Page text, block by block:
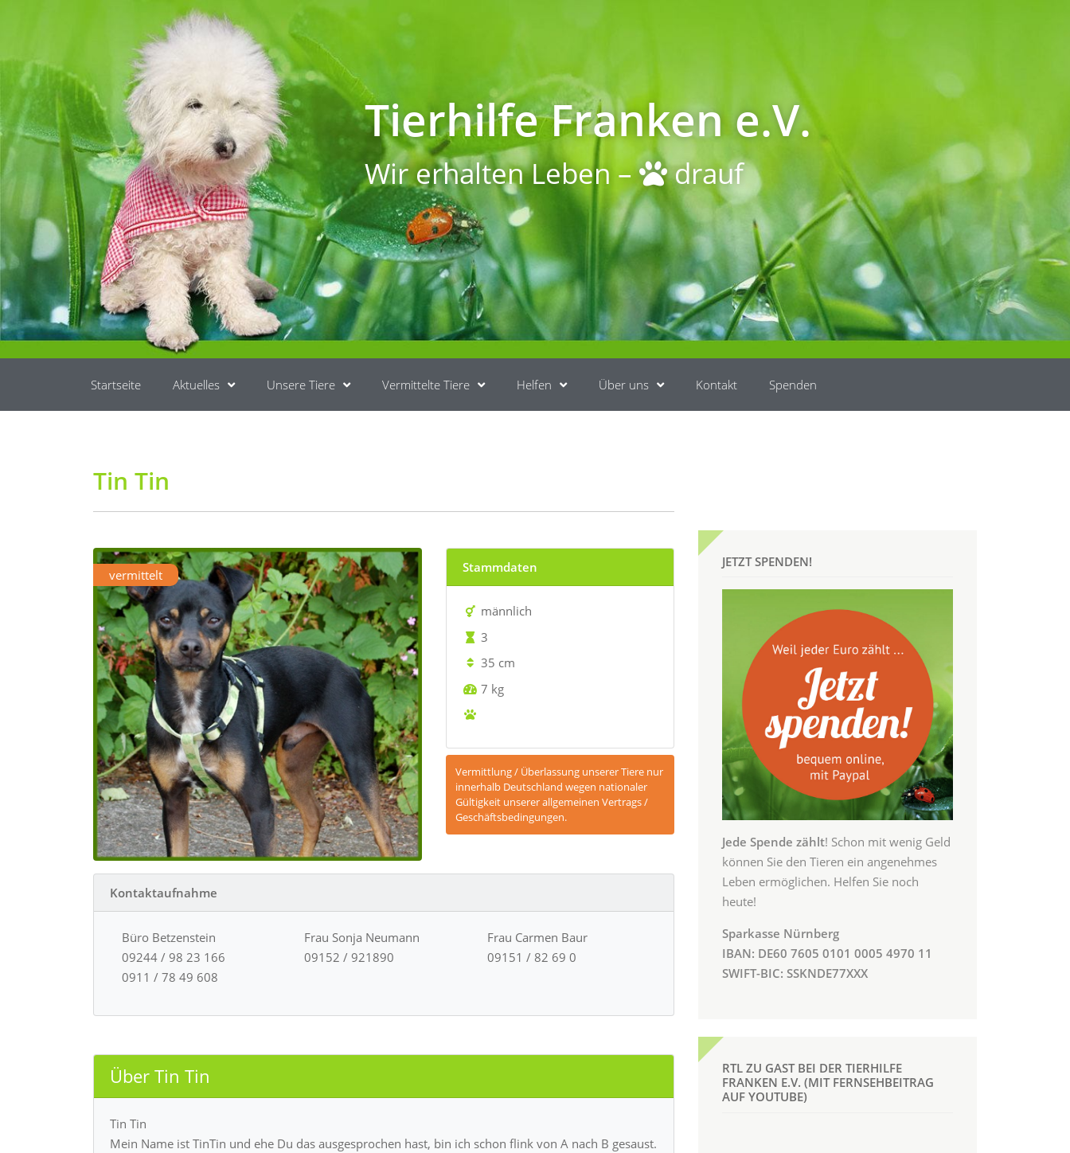
Tierhilfe Franken e.V.
Wir erhalten Leben – drauf
Startseite Aktuelles Unsere Tiere Vermittelte Tiere Helfen Über uns Kontakt Spenden
Tin Tin
vermittelt Stammdaten
männlich
3
35 cm
7 kg
Vermittlung / Überlassung unserer Tiere nur
innerhalb Deutschland wegen nationaler
Gültigkeit unserer allgemeinen Vertrags /
Geschäftsbedingungen.
Kontaktaufnahme
Büro Betzenstein
09244 / 98 23 166
0911 / 78 49 608
Frau Sonja Neumann
09152 / 921890
Frau Carmen Baur
09151 / 82 69 0
Über Tin Tin
Tin Tin
Mein Name ist TinTin und ehe Du das ausgesprochen hast, bin ich schon flink von A nach B gesaust.
JETZT SPENDEN!
Jede Spende zählt! Schon mit wenig Geld
können Sie den Tieren ein angenehmes
Leben ermöglichen. Helfen Sie noch
heute!
Sparkasse Nürnberg
IBAN: DE60 7605 0101 0005 4970 11
SWIFT-BIC: SSKNDE77XXX
RTL ZU GAST BEI DER TIERHILFE
FRANKEN E.V. (MIT FERNSEHBEITRAG
AUF YOUTUBE)